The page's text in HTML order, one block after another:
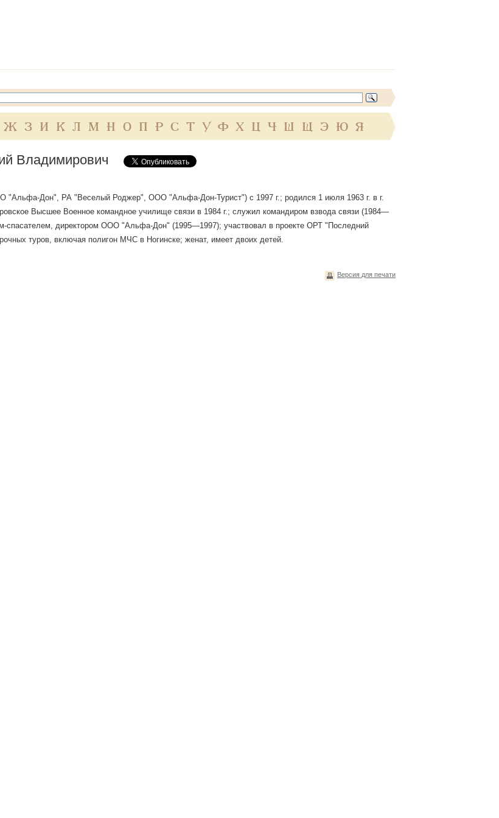
Ж З И К Л М Н О П Р С Т У Ф Х Ц Ч Ш Щ Э Ю Я
Владимирович
"Альфа-Дон", РА "Веселый Роджер", ООО "Альфа-Дон-Турист") с 1997 г.; родился 1 июля 1963 г. в г.
Высшее Военное командное училище связи в 1984 г.; служил командиром взвода связи (1984—
спасателем, директором ООО "Альфа-Дон" (1995—1997); участвовал в проекте ОРТ "Последний
туров, включая полигон МЧС в Ногинске; женат, имеет двоих детей.
Версия для печати